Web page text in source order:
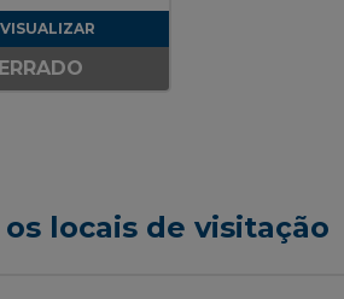
locais de visitação